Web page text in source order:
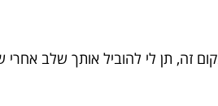
זה, תן לי להוביל אותך שלב